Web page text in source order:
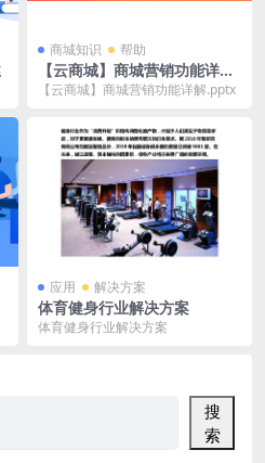
商城知识 帮助
【云商城】商城营销功能详解.
pptx
【云商城】商城营销功能详解.pptx
应用 解决方案
体育健身行业解决方案
体育健身行业解决方案
搜
索